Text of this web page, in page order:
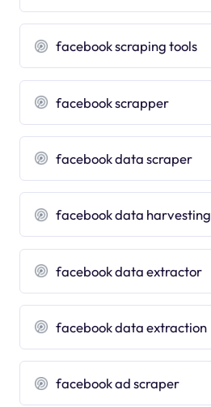
facebook scraping tools
facebook scrapper
facebook data scraper
facebook data harvesting
facebook data extractor
facebook data extraction
facebook ad scraper